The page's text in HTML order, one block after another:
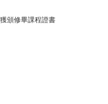
頒修畢課程證書